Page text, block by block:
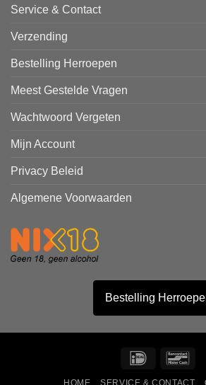
Service & Contact
Verzending
Bestelling Herroepen
Meest Gestelde Vragen
Wachtwoord Vergeten
Mijn Account
Privacy Beleid
Algemene Voorwaarden
Bestelling
IDeal